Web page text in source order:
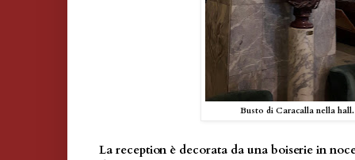
Busto di Caracalla nella hall.
La reception è decorata da una boiserie in